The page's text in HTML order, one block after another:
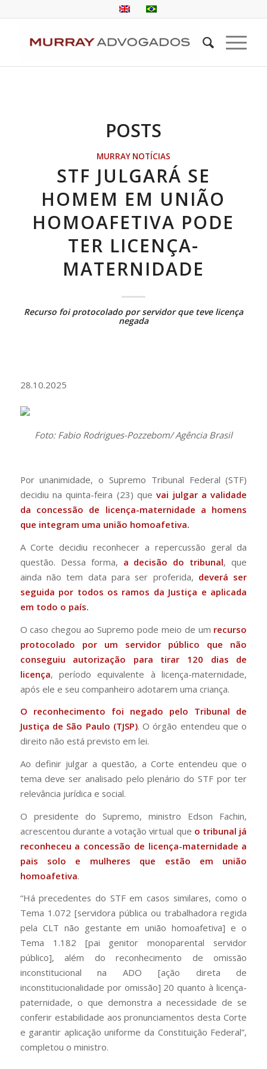
POSTS
MURRAY NOTÍCIAS
STF JULGARÁ SE
HOMEM EM UNIÃO
HOMOAFETIVA PODE
TER LICENÇA-
MATERNIDADE
Recurso foi protocolado por servidor que teve licença
negada
28.10.2025
Foto: Fabio Rodrigues-Pozzebom/ Agência Brasil
Por unanimidade, o Supremo Tribunal Federal (STF)
decidiu na quinta-feira (23) quevai julgar a validade
da concessão de licença-maternidade a homens
que integram uma união homoafetiva.
A Corte decidiu reconhecer a repercussão geral da
questão. Dessa forma, a decisão do tribunal, que
ainda não tem data para ser proferida, deverá ser
seguida por todos os ramos da Justiça e aplicada
em todo o país.
O caso chegou ao Supremo pode meio de um recurso
protocolado por um servidor público que não
conseguiu autorização para tirar 120 dias de
licença, período equivalente à licença-maternidade,
após ele e seu companheiro adotarem uma criança.
O reconhecimento foi negado pelo Tribunal de
Justiça de São Paulo (TJSP). O órgão entendeu que o
direito não está previsto em lei.
Ao definir julgar a questão, a Corte entendeu que o
tema deve ser analisado pelo plenário do STF por ter
relevância jurídica e social.
O presidente do Supremo, ministro Edson Fachin,
acrescentou durante a votação virtual que o tribunal já
reconheceu a concessão de licença-maternidade a
pais solo e mulheres que estão em união
homoafetiva.
“Há precedentes do STF em casos similares, como o
Tema 1.072 [servidora pública ou trabalhadora regida
pela CLT não gestante em união homoafetiva] e o
Tema 1.182 [pai genitor monoparental servidor
público], além do reconhecimento de omissão
inconstitucional na ADO [ação direta de
inconstitucionalidade por omissão] 20 quanto à licença-
paternidade, o que demonstra a necessidade de se
conferir estabilidade aos pronunciamentos desta Corte
e garantir aplicação uniforme da Constituição Federal”,
completou o ministro.